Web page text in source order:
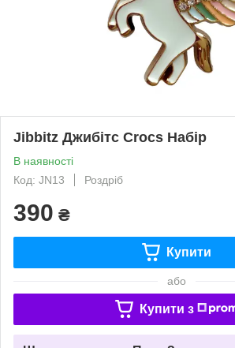
Jibbitz Джибітс Crocs Набір
В наявності
Код: JN13
Роздріб
390 ₴
Купити
або
Купити з